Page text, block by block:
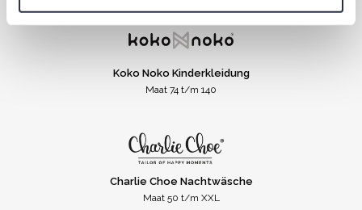
Koko Noko Kinderkleidung
Maat 74 t/m 140
Charlie Choe Nachtwäsche
Maat 50 t/m XXL